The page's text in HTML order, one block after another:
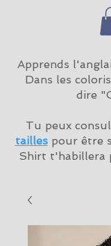
Apprends
Dans les
dire
Tu peux
taillespour être
Shirt t'habillera